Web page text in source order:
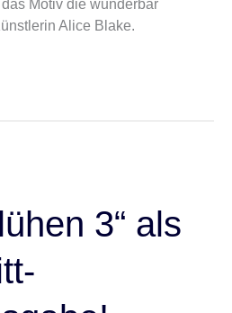
Motiv die wunderbar
Alice Blake.
3“ als